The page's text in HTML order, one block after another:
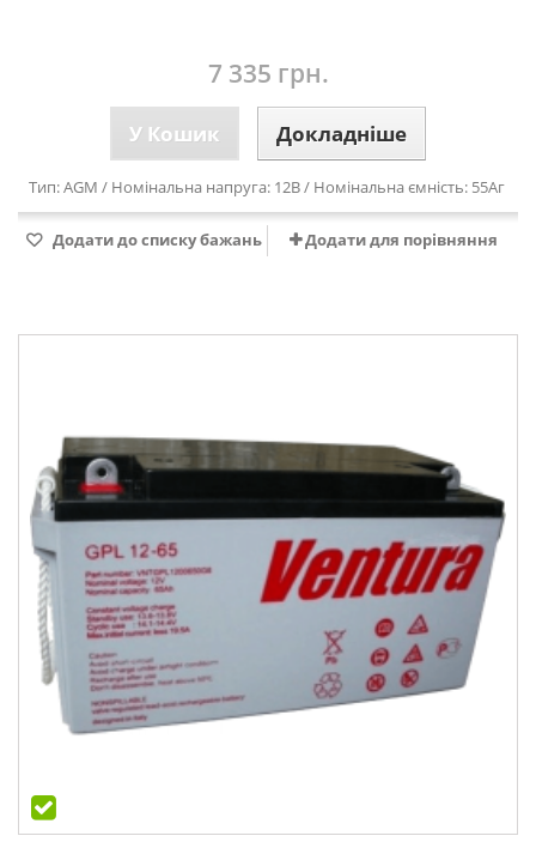
7 335 грн.
У Кошик Докладніше
Тип: AGM / Номінальна напруга: 12В / Номінальна ємність: 55Аг
Додати до списку бажань Додати для порівняння